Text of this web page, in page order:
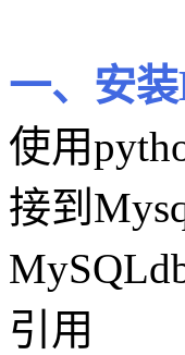
一、安
使用
接到
引用